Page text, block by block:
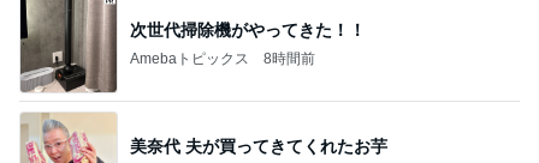
次世代掃除機がやってきた！！
Amebaトピックス 8時間前
美奈代 夫が買ってきてくれたお芋